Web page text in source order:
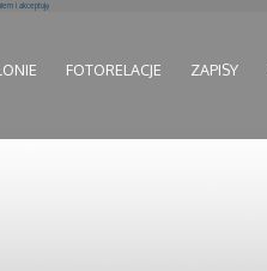
i akceptuję
FOTORELACJE ZAPISY